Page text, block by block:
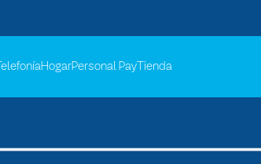
TelefoníaHogarPersonal Pay Tienda